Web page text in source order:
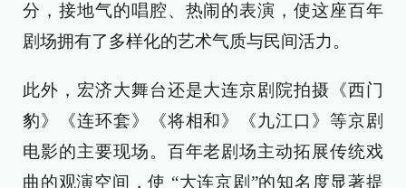
分，接地气的唱腔、热闹的表演，使这座百年
剧场拥有了多样化的艺术气质与民间活力。
此外，宏济大舞台还是大连京剧院拍摄《西门
豹》《连环套》《将相和》《九江口》等京剧
电影的主要现场。百年老剧场主动拓展传统戏
曲的观演空间，使 “大连京剧”的知名度显著提